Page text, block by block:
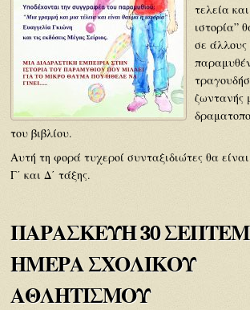
τελεία
ιστορία”
σε άλλους
ζωντανής
του βιβλίου.
Αυτή τη φορά τυχεροί συνταξιδιώτες θα είναι
Γ΄ και Δ΄ τάξης.
ΠΑΡΑΣΚΕΥΗ 30
ΗΜΕΡΑ ΣΧΟΛΙΚΟΥ
ΑΘΛΗΤΙΣΜΟΥ